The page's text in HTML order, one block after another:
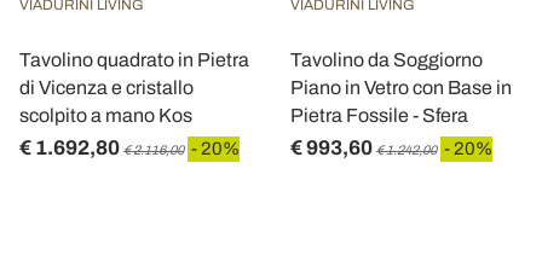
VIADURINI LIVING
Tavolino quadrato in Pietra
di Vicenza e cristallo
scolpito a mano Kos
€ 1.692,80 € 2.116,00 - 20%
VIADURINI LIVING
Tavolino da Soggiorno
Piano in Vetro con Base in
Pietra Fossile - Sfera
€ 993,60 € 1.242,00 - 20%